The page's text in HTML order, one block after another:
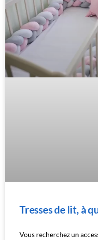
Tresses de lit, à
Vous recherchez un